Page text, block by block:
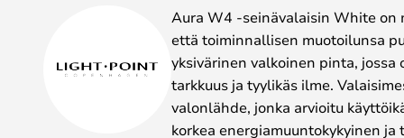
Aura W4 -seinävalaisin White on
että toiminnallisen muotoilunsa
yksivärinen valkoinen pinta,
tarkkuus ja tyylikäs ilme.
valonlähde, jonka arvioitu
korkea energiamuuntokykyinen